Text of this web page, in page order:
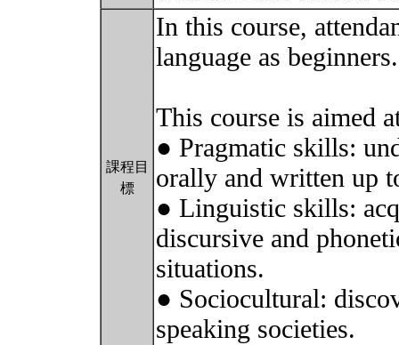
課程目
標
In this course,
language as beginners.
This course is aimed
● Pragmatic skills:
orally and written up
● Linguistic skills:
discursive and
situations.
● Sociocultural:
speaking societies.